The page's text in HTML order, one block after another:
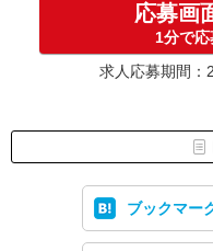
応募画
1分で
求人応募期間：
ブックマー